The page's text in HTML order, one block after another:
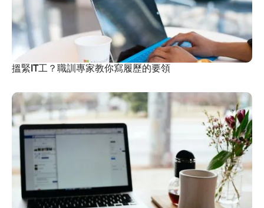
搵緊IT工？職訓專家教你寫履歷的要領